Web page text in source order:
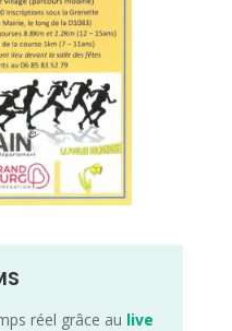
réel grâce au live